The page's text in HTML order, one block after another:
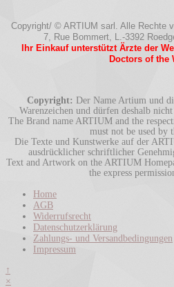
Copyright/ © ARTIUM sarl. Alle Rechte
7, Rue Bommert, L.-3392
Ihr Einkauf unterstützt Ärzte der
Doctors of the
Copyright: Der Name Artium und
Warenzeichen und dürfen deshalb
The Brand name ARTIUM and the
must not be used by
Die Texte und Kunstwerke auf der
ausdrücklicher schriftlicher
Text and Artwork on the ARTIUM
the express
Home
AGB
Widerrufsrecht
Datenschutzerklärung
Zahlungs- und Versandbedingungen
Impressum
↑
×